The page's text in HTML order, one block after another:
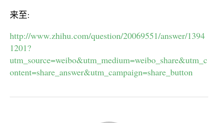
来至:
http://www.zhihu.com/question/20069551/answer/1394
1201?
utm_source=weibo&utm_medium=weibo_share&utm_c
ontent=share_answer&utm_campaign=share_button